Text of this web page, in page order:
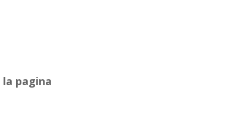
pagina